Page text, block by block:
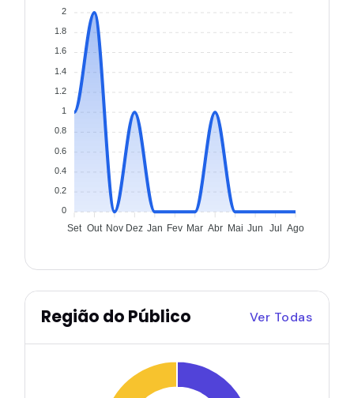
2
1.8
1.6
1.4
1.2
1
0.8
0.6
0.4
0.2
0
Set Out Nov Dez Jan Fev Mar Abr Mai Jun Jul Ago
Região do Público Ver Todas